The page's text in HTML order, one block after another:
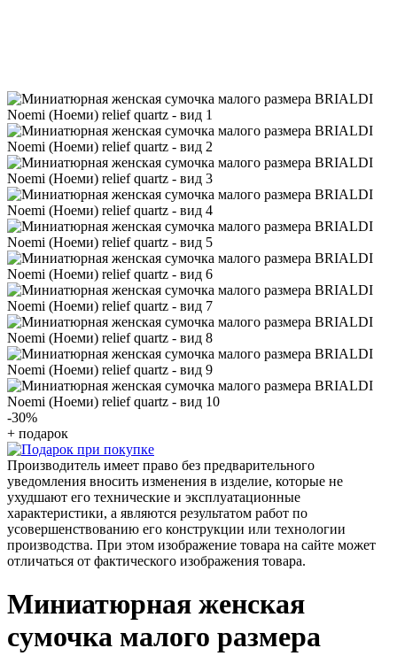
-30%
+ подарок
Производитель имеет право без предварительного
уведомления вносить изменения в изделие, которые не
ухудшают его технические и эксплуатационные
характеристики, а являются результатом работ по
усовершенствованию его конструкции или технологии
производства. При этом изображение товара на сайте может
отличаться от фактического изображения товара.
Миниатюрная женская
сумочка малого размера